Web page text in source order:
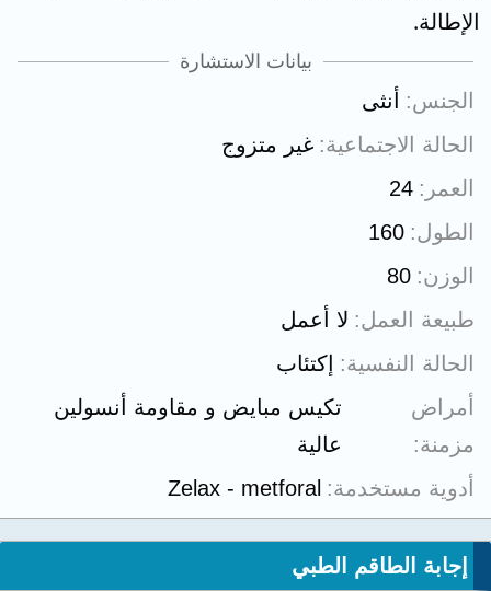
الإطالة.
بيانات الاستشارة
الجنس
أنثى
الحالة الاجتماعية غير متزوج
العمر
24
الطول 160
الوزن 80
طبيعة العمل لا أعمل
الحالة النفسية
إكتئاب
أمراض
مزمنة
تكيس مبايض و مقاومة أنسولين
عالية
أدوية مستخدمة
Zelax - metforal
إجابة الطاقم الطبي